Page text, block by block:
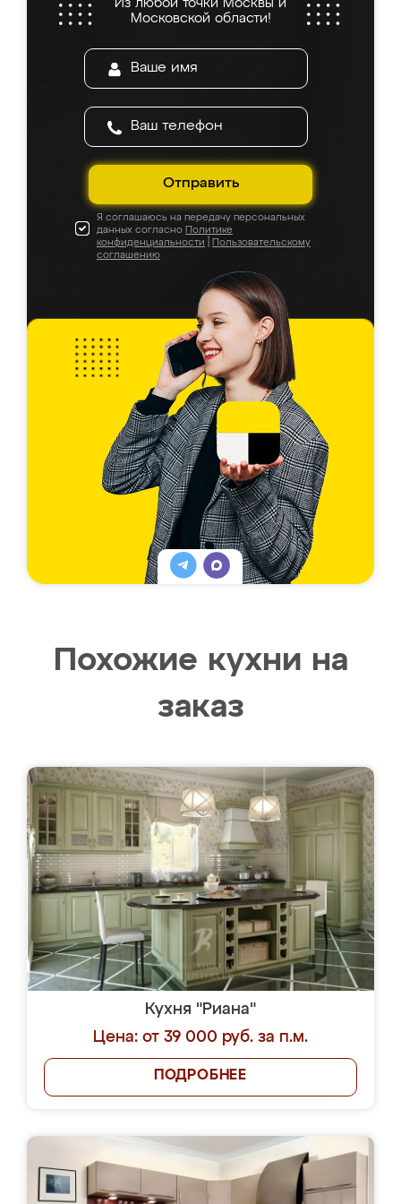
Из любой точки Москвы и
Московской области!
Отправить
Я соглашаюсь на передачу персональных
данных согласно Политике
конфиденциальности
Пользовательскому
соглашению
Похожие кухни на
заказ
Кухня "Риана"
Цена: от 39 000 руб. за п.м.
ПОДРОБНЕЕ